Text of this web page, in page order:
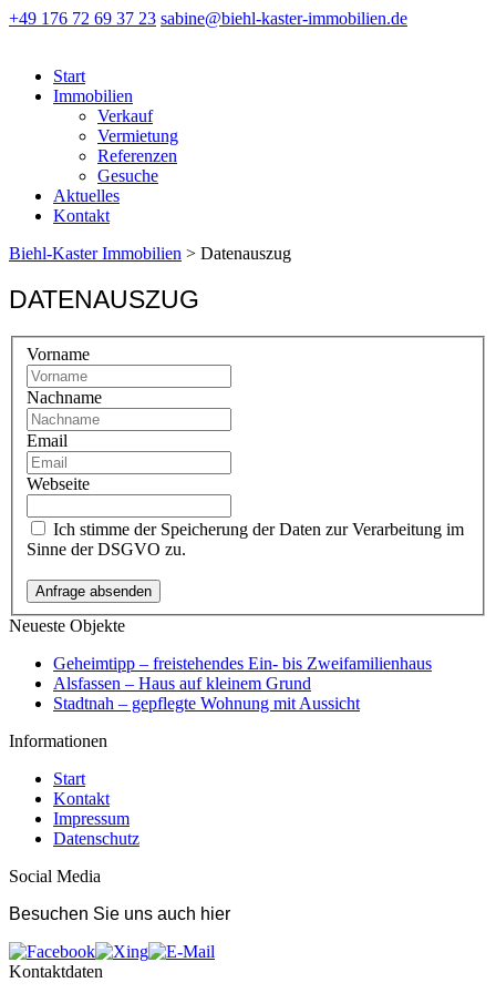
+49 176 72 69 37 23 sabine@biehl-kaster-immobilien.de
Start
Immobilien
Verkauf
Vermietung
Referenzen
Gesuche
Aktuelles
Kontakt
Biehl-Kaster Immobilien > Datenauszug
DATENAUSZUG
Vorname
Nachname
Email
Webseite
Ich stimme der Speicherung der Daten zur Verarbeitung im
Sinne der DSGVO zu.
Neueste Objekte
Geheimtipp – freistehendes Ein- bis Zweifamilienhaus
Alsfassen – Haus auf kleinem Grund
Stadtnah – gepflegte Wohnung mit Aussicht
Informationen
Start
Kontakt
Impressum
Datenschutz
Social Media
Besuchen Sie uns auch hier
Kontaktdaten